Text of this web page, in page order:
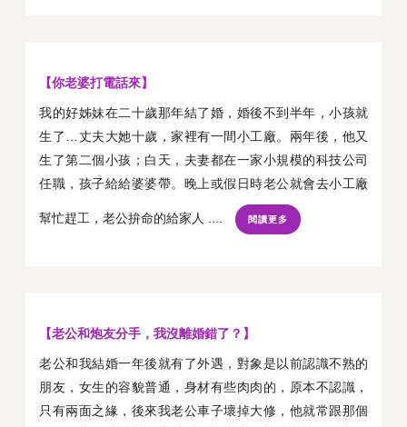
【你老婆打電話來】
我的好姊妹在二十歲那年結了婚，婚後不到半年，小孩就
生了…丈夫大她十歲，家裡有一間小工廠。兩年後，他又
生了第二個小孩；白天，夫妻都在一家小規模的科技公司
任職，孩子給給婆婆帶。晚上或假日時老公就會去小工廠
幫忙趕工，老公拚命的給家人 .... 閱讀更多
【老公和炮友分手，我沒離婚錯了？】
老公和我結婚一年後就有了外遇，對象是以前認識不熟的
朋友，女生的容貌普通，身材有些肉肉的，原本不認識，
只有兩面之緣，後來我老公車子壞掉大修，他就常跟那個